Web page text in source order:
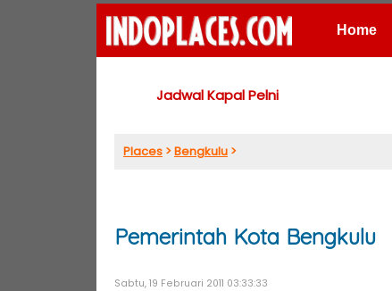
Home Places
Jadwal Kapal Pelni
Places >Bengkulu >
Pemerintah Kota Bengkulu
Sabtu, 19 Februari 2011 03:33:33